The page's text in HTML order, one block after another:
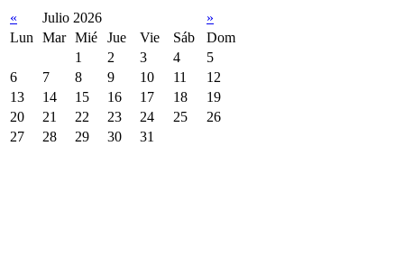
« Julio 2026
»
Lun
Mar Mié Jue Vie Sáb
Dom
1
2 3 4
5
6
7 8 9 10 11
12
13
14 15 16 17 18
19
20
21 22 23 24 25
26
27
28 29 30 31